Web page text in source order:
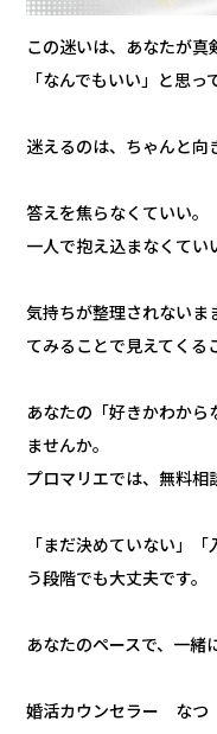
この迷いは、あなたが真
「なんでもいい」と思っ
迷えるのは、ちゃんと向
答えを焦らなくていい。
一人で抱え込まなくてい
気持ちが整理されないま
てみることで見えてくる
あなたの「好きかわか
ませんか。
プロマリエでは、無料相
「まだ決めていない」
う段階でも大丈夫です。
あなたのペースで、一緒
婚活カウンセラー なつ